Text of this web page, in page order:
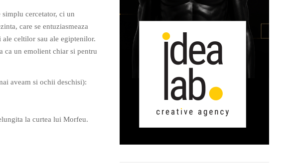
simplu cercetator, ci un
care se entuziasmeaza
celtilor sau ale egiptenilor.
ca un emolient chiar si pentru
aveam si ochii deschisi):
la curtea lui Morfeu.